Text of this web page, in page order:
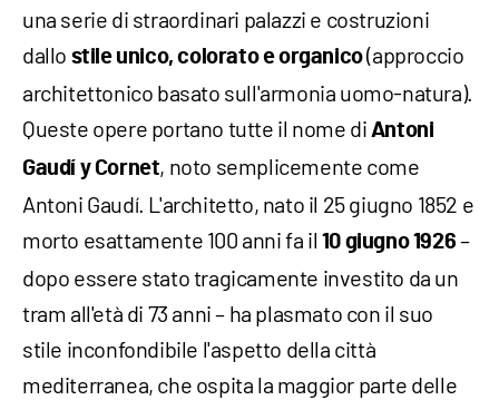
una serie di straordinari palazzi e costruzioni
dallo stile unico, colorato e organico(approccio
architettonico basato sull'armonia uomo-natura).
Queste opere portano tutte il nome di Antoni
Gaudí y Cornet, noto semplicemente come
Antoni Gaudí. L'architetto, nato il 25 giugno 1852 e
morto esattamente 100 anni fa il 10 giugno 1926 –
dopo essere stato tragicamente investito da un
tram all'età di 73 anni – ha plasmato con il suo
stile inconfondibile l'aspetto della città
mediterranea, che ospita la maggior parte delle